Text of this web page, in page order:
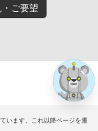
います。これ以降ページを遷
・ご要望